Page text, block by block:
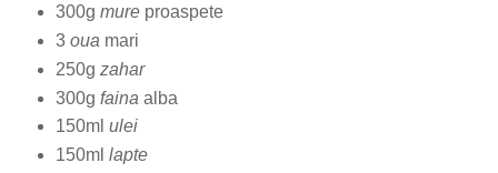
300g mureproaspete
3 oua mari
250g zahar
300g faina alba
150ml ulei
150ml lapte